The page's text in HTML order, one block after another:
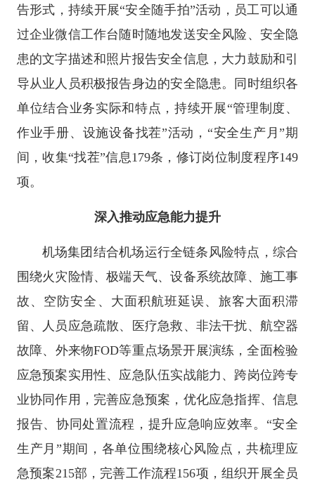
告形式，持续开展“安全随手拍”活动，员工可以通
过企业微信工作台随时随地发送安全风险、安全隐
患的文字描述和照片报告安全信息，大力鼓励和引
导从业人员积极报告身边的安全隐患。同时组织各
单位结合业务实际和特点，持续开展“管理制度、
作业手册、设施设备找茬”活动，“安全生产月”期
间，收集“找茬”信息179条，修订岗位制度程序149
项。
深入推动应急能力提升
机场集团结合机场运行全链条风险特点，综合
围绕火灾险情、极端天气、设备系统故障、施工事
故、空防安全、大面积航班延误、旅客大面积滞
留、人员应急疏散、医疗急救、非法干扰、航空器
故障、外来物FOD等重点场景开展演练，全面检验
应急预案实用性、应急队伍实战能力、跨岗位跨专
业协同作用，完善应急预案，优化应急指挥、信息
报告、协同处置流程，提升应急响应效率。“安全
生产月”期间，各单位围绕核心风险点，共梳理应
急预案215部，完善工作流程156项，组织开展全员